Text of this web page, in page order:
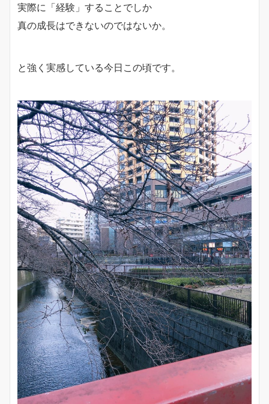
実際に「経験」することでしか
真の成長はできないのではないか。
と強く実感している今日この頃です。